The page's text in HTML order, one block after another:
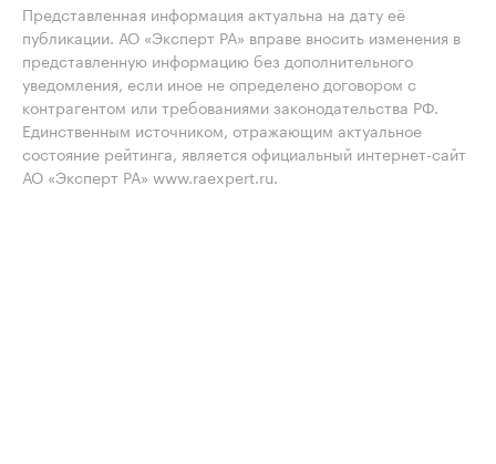
Представленная информация актуальна на дату её
публикации. АО «Эксперт РА» вправе вносить изменения в
представленную информацию без дополнительного
уведомления, если иное не определено договором с
контрагентом или требованиями законодательства РФ.
Единственным источником, отражающим актуальное
состояние рейтинга, является официальный интернет-сайт
АО «Эксперт РА» www.raexpert.ru.